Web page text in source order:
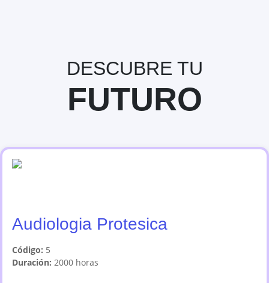
DESCUBRE TU
FUTURO
Audiologia Protesica
Código: 5
Duración: 2000 horas